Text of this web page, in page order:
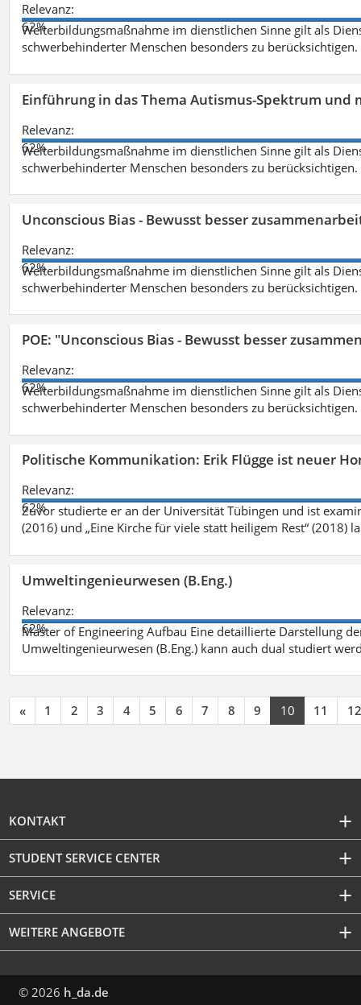
Relevanz:
62%
Weiterbildungsmaßnahme im dienstlichen Sinne gilt als
schwerbehinderter Menschen besonders zu berücksichtigen.
Einführung in das Thema Autismus-Spektrum
Relevanz:
62%
Weiterbildungsmaßnahme im dienstlichen Sinne gilt als
schwerbehinderter Menschen besonders zu berücksichtigen.
Unconscious Bias - Bewusst besser
Relevanz:
62%
Weiterbildungsmaßnahme im dienstlichen Sinne gilt als
schwerbehinderter Menschen besonders zu berücksichtigen.
POE: "Unconscious Bias - Bewusst besser
Relevanz:
62%
Weiterbildungsmaßnahme im dienstlichen Sinne gilt als
schwerbehinderter Menschen besonders zu berücksichtigen.
Politische Kommunikation: Erik Flügge ist neuer
Relevanz:
62%
Zuvor studierte er an der Universität Tübingen und ist
(2016) und „Eine Kirche für viele statt heiligem Rest“ (2018)
Umweltingenieurwesen (B.Eng.)
Relevanz:
62%
Master of Engineering Aufbau Eine detaillierte Darstellung
Umweltingenieurwesen (B.Eng.) kann auch dual studiert
« 1 2 3 4 5 6 7 8 9 10 11 12
KONTAKT
STUDENT SERVICE CENTER
SERVICE
WEITERE ANGEBOTE
© 2026 h_da.de